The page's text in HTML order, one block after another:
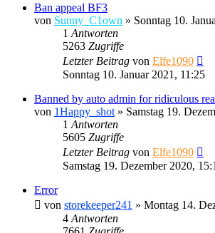
Ban appeal BF3
von Sunny_C1own » Sonntag 10.
1 Antworten
5263 Zugriffe
Letzter Beitrag von Elfe1090
Sonntag 10. Januar 2021, 11:25
Banned by auto admin for ridiculous
von 1Happy_shot » Samstag 19.
1 Antworten
5605 Zugriffe
Letzter Beitrag von Elfe1090
Samstag 19. Dezember 2020,
Error
von storekeeper241 » Montag 14.
4 Antworten